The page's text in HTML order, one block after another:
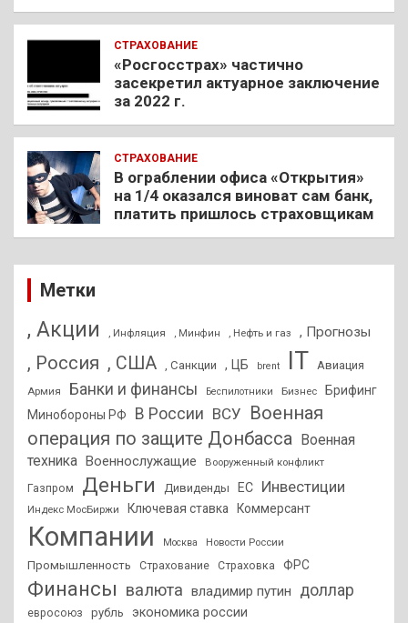
СТРАХОВАНИЕ
«Росгосстрах» частично
засекретил актуарное заключение
за 2022 г.
СТРАХОВАНИЕ
В ограблении офиса «Открытия»
на 1/4 оказался виноват сам банк,
платить пришлось страховщикам
Метки
, Акции , Инфляция , Минфин , Нефть и газ , Прогнозы
, Россия , США , Санкции , ЦБ brent IT Авиация
Армия Банки и финансы Беспилотники Бизнес
Брифинг
Минобороны РФ
В России ВСУ Военная
операция по защите Донбасса
Военная
техника
Военнослужащие Вооруженный конфликт
Газпром Деньги Дивиденды ЕС Инвестиции
Индекс МосБиржи Ключевая ставка Коммерсант
Компании Москва Новости России
Промышленность Страхование Страховка ФРС
Финансы валюта владимир путин доллар
евросоюз рубль экономика россии